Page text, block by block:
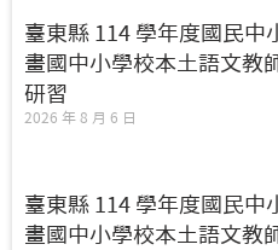
臺東縣 114 學年度國民中
畫國中小學校本土語文教
研習
2026 年 8 月 6 日
臺東縣 114 學年度國民中
畫國中小學校本土語文教